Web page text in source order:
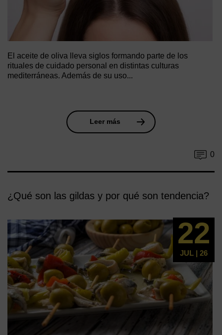
El aceite de oliva lleva siglos formando parte de los
rituales de cuidado personal en distintas culturas
mediterráneas. Además de su uso...
Leer más
0
¿Qué son las gildas y por qué son tendencia?
22
JUL | 26